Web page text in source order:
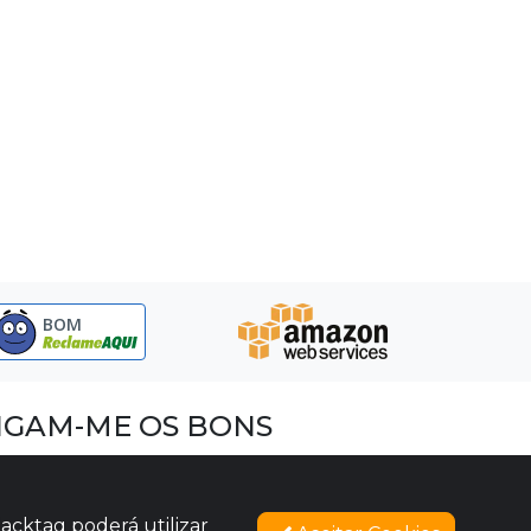
BOM
ME OS BONS
poderá utilizar